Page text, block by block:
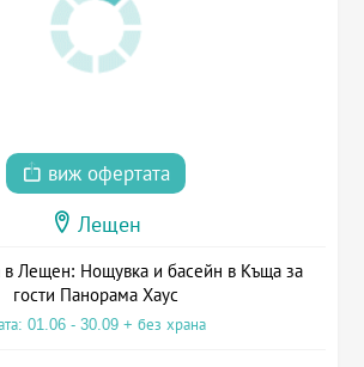
виж офертата
Лещен
в Лещен: Нощувка и басейн в Къща за
гости Панорама Хаус
01.06 - 30.09 + без храна